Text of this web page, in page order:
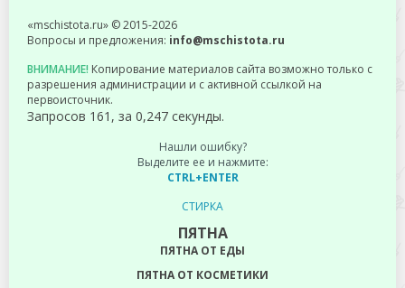
«mschistota.ru» © 2015-2026
Вопросы и предложения: info@mschistota.ru
ВНИМАНИЕ! Копирование материалов сайта возможно только с
разрешения администрации и с активной ссылкой на
первоисточник.
Запросов 161, за 0,247 секунды.
Нашли ошибку?
Выделите ее и нажмите:
CTRL+ENTER
СТИРКА
ПЯТНА
ПЯТНА ОТ ЕДЫ
ПЯТНА ОТ КОСМЕТИКИ